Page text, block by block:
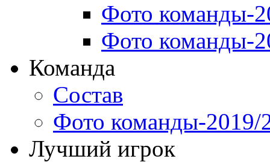
Фото команды-
Фото команды-
Команда
Состав
Фото команды-2019/
Лучший игрок